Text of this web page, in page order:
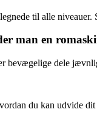
til alle
man en
bevægelige dele
du kan udvide